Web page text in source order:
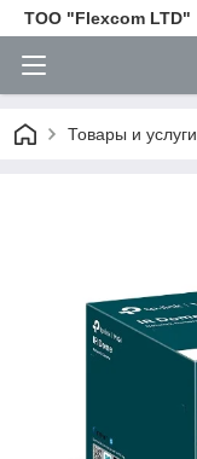
ТОО "Flexcom LTD"
Товары и услуги